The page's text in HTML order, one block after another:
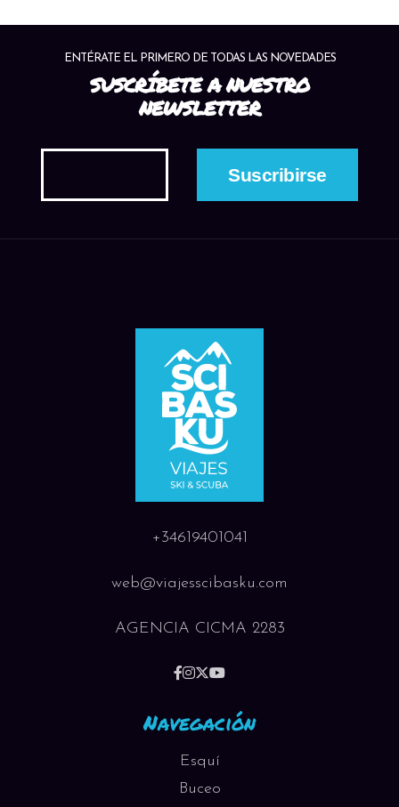
ENTÉRATE EL PRIMERO DE TODAS LAS NOVEDADES
SUSCRÍBETE A NUESTRO
NEWSLETTER
+34619401041
web@viajesscibasku.com
AGENCIA CICMA 2283
Navegación
Esquí
Buceo